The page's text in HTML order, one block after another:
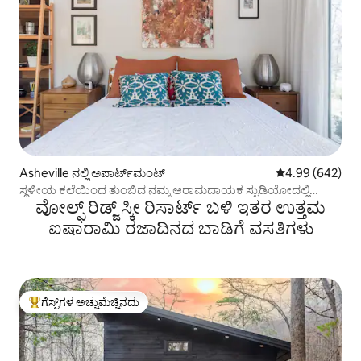
Asheville ನಲ್ಲಿ ಅಪಾರ್ಟ್‌ಮಂಟ್ 5 ರಲ್ಲಿ 4.99
4.99 (642)
ಸ್ಥಳೀಯ ಕಲೆಯಿಂದ ತುಂಬಿದ ನಮ್ಮ ಆರಾಮದಾಯಕ ಸ್ಟುಡಿಯೋದಲ್ಲಿ
ಆರಾಮವಾಗಿರಿ
ವೋಲ್ಫ್ ರಿಡ್ಜ್ ಸ್ಕೀ ರಿಸಾರ್ಟ್ ಬಳಿ ಇತರ ಉತ್ತಮ
ಐಷಾರಾಮಿ ರಜಾದಿನದ ಬಾಡಿಗೆ ವಸತಿಗಳು
ಗೆಸ್ಟ್‌ಗಳಿಗೆ ಅತಿ ಹೆಚ್ಚು ಅಚ್ಚುಮೆಚ್ಚಿನದು
ಗೆಸ್ಟ್‌ಗಳ ಅಚ್ಚುಮೆಚ್ಚಿನದು